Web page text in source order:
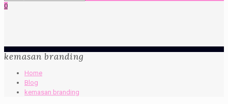
0
kemasan branding
Home
Blog
kemasan branding